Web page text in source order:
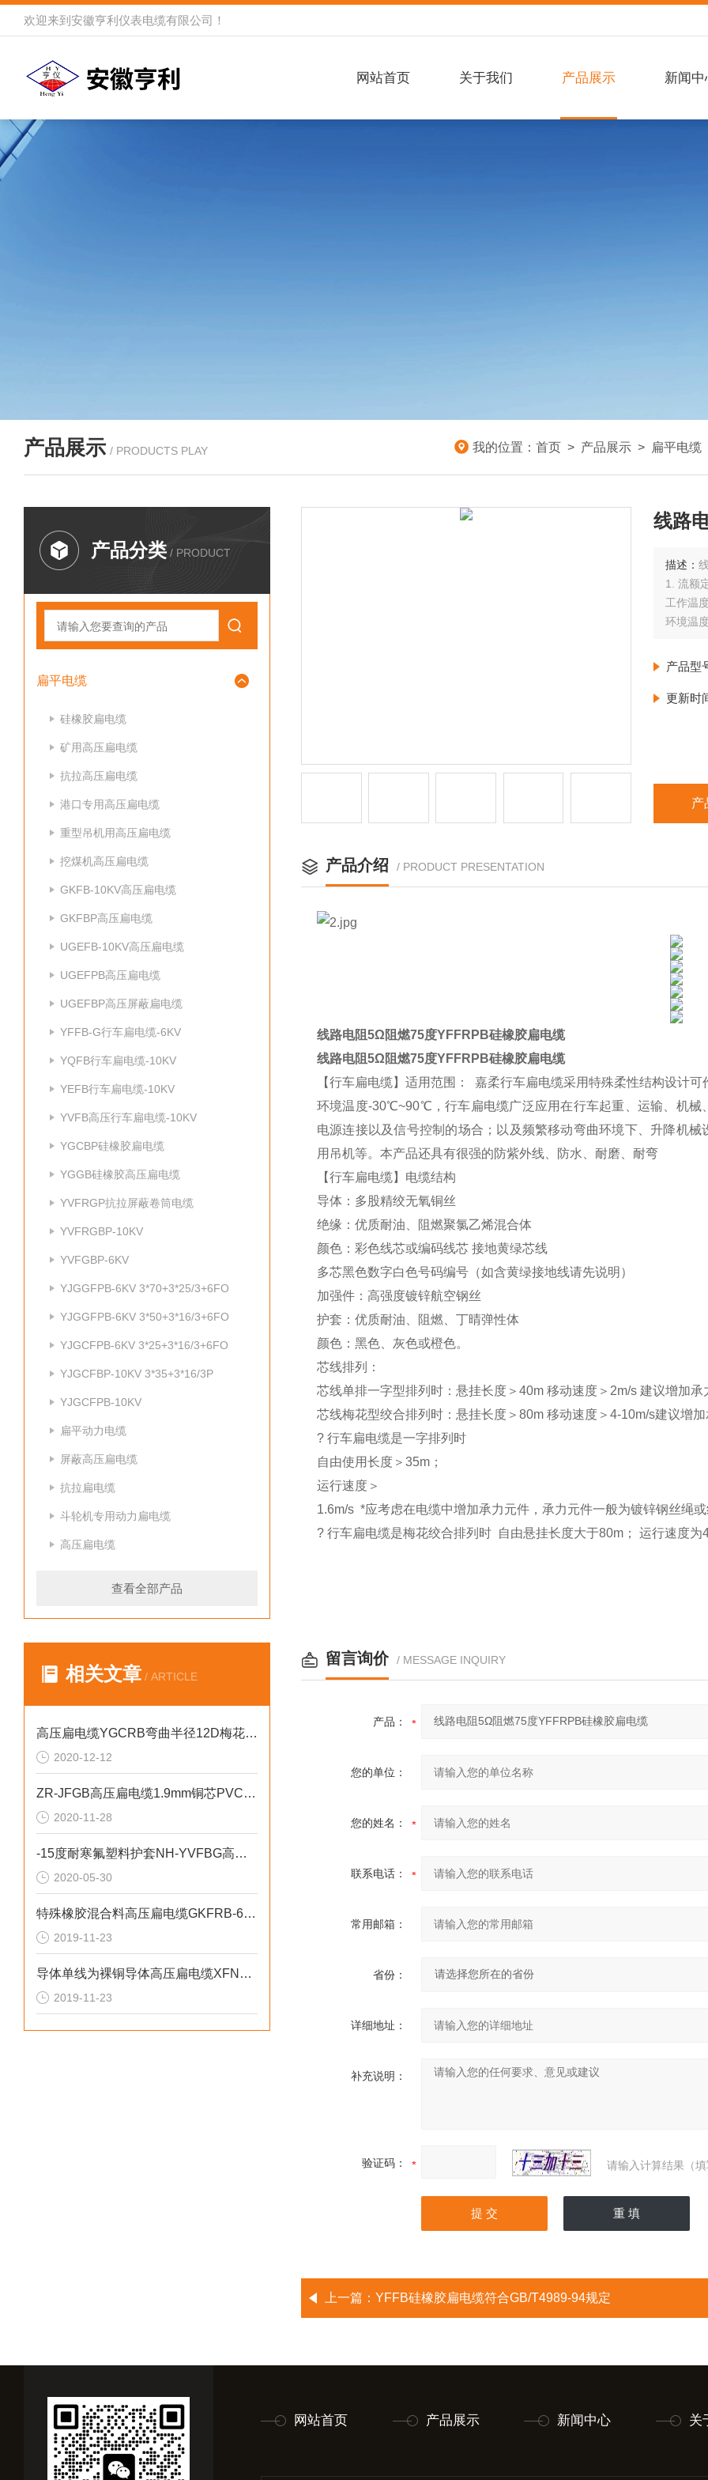
欢迎来到 安徽亨利仪表电缆有限公司 ！
网站首页 关于我们 产品展示 新闻中
产品展示 / PRODUCTS PLAY 我的位置： 首页 > 产品展示 > 扁平电缆
产品分类 / PRODUCT
扁平电缆
硅橡胶扁电缆
矿用高压扁电缆
抗拉高压扁电缆
港口专用高压扁电缆
重型吊机用高压扁电缆
挖煤机高压扁电缆
GKFB-10KV高压扁电缆
GKFBP高压扁电缆
UGEFB-10KV高压扁电缆
UGEFPB高压扁电缆
UGEFBP高压屏蔽扁电缆
YFFB-G行车扁电缆-6KV
YQFB行车扁电缆-10KV
YEFB行车扁电缆-10KV
YVFB高压行车扁电缆-10KV
YGCBP硅橡胶扁电缆
YGGB硅橡胶高压扁电缆
YVFRGP抗拉屏蔽卷筒电缆
YVFRGBP-10KV
YVFGBP-6KV
YJGGFPB-6KV 3*70+3*25/3+6FO
YJGGFPB-6KV 3*50+3*16/3+6FO
YJGCFPB-6KV 3*25+3*16/3+6FO
YJGCFBP-10KV 3*35+3*16/3P
YJGCFPB-10KV
扁平动力电缆
屏蔽高压扁电缆
抗拉扁电缆
斗轮机专用动力扁电缆
高压扁电缆
查看全部产品
相关文章 / ARTICLE
高压扁电缆YGCRB弯曲半径12D梅花绞合
2020-12-12
ZR-JFGB高压扁电缆1.9mm铜芯PVC一字型
2020-11-28
-15度耐寒氟塑料护套NH-YVFBG高压扁电缆
2020-05-30
特殊橡胶混合料高压扁电缆GKFRB-6KV
2019-11-23
导体单线为裸铜导体高压扁电缆XFNH-KF46GRP
2019-11-23
线路
描述：
1. 流
工作温
环境温
3. 电
产品型
更新时
产
产品介绍 / PRODUCT PRESENTATION
线路电阻5Ω阻燃75度YFFRPB硅橡胶扁电缆
线路电阻5Ω阻燃75度YFFRPB硅橡胶扁电缆
【行车扁电缆】适用范围： 嘉柔行车扁电缆采用特殊柔性结构设计
环境温度-30℃~90℃，行车扁电缆广泛应用在行车起重、运输、机械
电源连接以及信号控制的场合；以及频繁移动弯曲环境下、升降机
用吊机等。本产品还具有很强的防紫外线、防水、耐磨、耐弯
【行车扁电缆】电缆结构
导体：多股精绞无氧铜丝
绝缘：优质耐油、阻燃聚氯乙烯混合体
颜色：彩色线芯或编码线芯 接地黄绿芯线
多芯黑色数字白色号码编号（如含黄绿接地线请先说明）
加强件：高强度镀锌航空钢丝
护套：优质耐油、阻燃、丁晴弹性体
颜色：黑色、灰色或橙色。
芯线排列：
芯线单排一字型排列时：悬挂长度＞40m 移动速度＞2m/s 建议增加承
芯线梅花型绞合排列时：悬挂长度＞80m 移动速度＞4-10m/s建议增
? 行车扁电缆是一字排列时
自由使用长度＞35m；
运行速度＞
1.6m/s *应考虑在电缆中增加承力元件，承力元件一般为镀锌钢丝绳
? 行车扁电缆是梅花绞合排列时 自由悬挂长度大于80m； 运行速度为
留言询价 / MESSAGE INQUIRY
产品：
您的单位：
您的姓名：
联系电话：
常用邮箱：
省份：
详细地址：
补充说明：
验证码： 请输入计算结果（
上一篇： YFFB硅橡胶扁电缆符合GB/T4989-94规定
网站首页 产品展示 新闻中心 关